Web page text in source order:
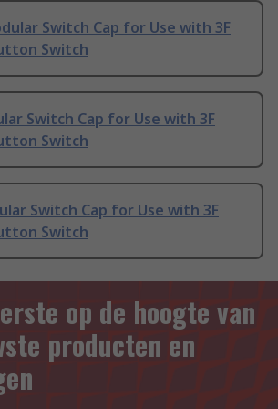
Switch Cap for Use with 3F
Switch
Switch Cap for Use with 3F
Switch
Switch Cap for Use with 3F
Switch
op de hoogte van
producten en